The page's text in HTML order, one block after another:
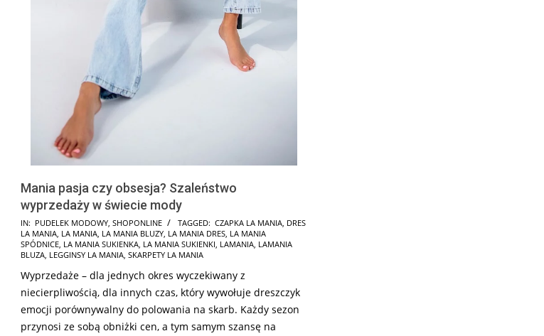
Mania pasja czy obsesja? Szaleństwo
wyprzedaży w świecie mody
2025-
05-
27
IN: PUDELEK MODOWY, SHOPONLINE TAGGED: CZAPKA LA MANIA, DRES
LA MANIA, LA MANIA, LA MANIA BLUZY, LA MANIA DRES, LA MANIA
SPÓDNICE, LA MANIA SUKIENKA, LA MANIA SUKIENKI, LAMANIA, LAMANIA
BLUZA, LEGGINSY LA MANIA, SKARPETY LA MANIA
Wyprzedaże – dla jednych okres wyczekiwany z
niecierpliwością, dla innych czas, który wywołuje dreszczyk
emocji porównywalny do polowania na skarb. Każdy sezon
przynosi ze sobą obniżki cen, a tym samym szansę na